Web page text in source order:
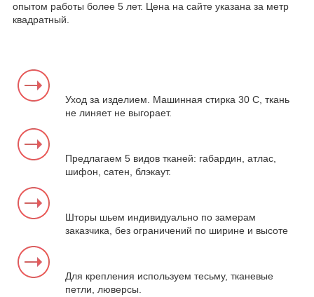
опытом работы более 5 лет. Цена на сайте указана за метр
квадратный.
Уход за изделием. Машинная стирка 30 С, ткань
не линяет не выгорает.
Предлагаем 5 видов тканей: габардин, атлас,
шифон, сатен, блэкаут.
Шторы шьем индивидуально по замерам
заказчика, без ограничений по ширине и высоте
Для крепления используем тесьму, тканевые
петли, люверсы.